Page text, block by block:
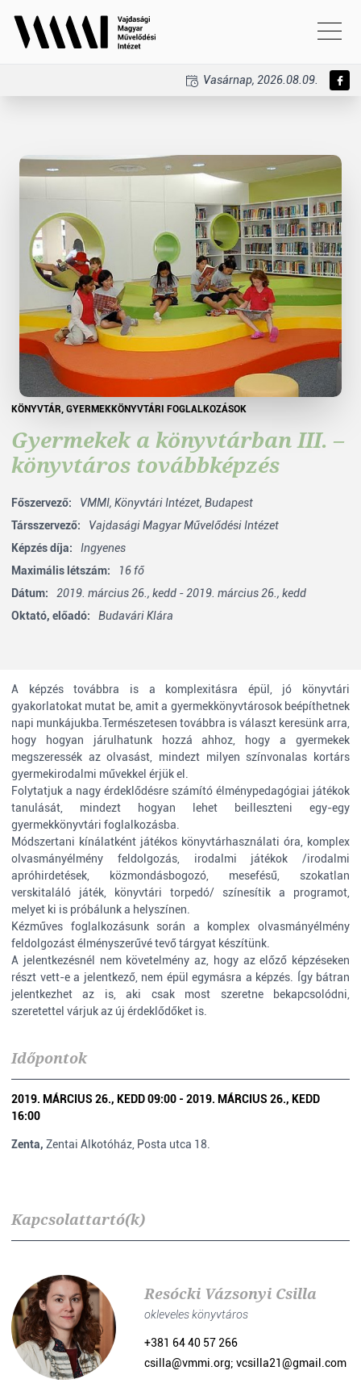
Vasárnap, 2026.08.09.
KÖNYVTÁR, GYERMEKKÖNYVTÁRI FOGLALKOZÁSOK
Gyermekek a könyvtárban III. –
könyvtáros továbbképzés
Főszervező: VMMI, Könyvtári Intézet, Budapest
Társszervező:
Vajdasági Magyar Művelődési Intézet
Képzés díja:
Ingyenes
Maximális létszám:
16 fő
Dátum:
2019. március 26., kedd - 2019. március 26., kedd
Oktató, előadó:
Budavári Klára
A képzés továbbra is a komplexitásra épül, jó könyvtári
gyakorlatokat mutat be, amit a gyermekkönyvtárosok beépíthetnek
napi munkájukba.Természetesen továbbra is választ keresünk arra,
hogy hogyan járulhatunk hozzá ahhoz, hogy a gyermekek
megszeressék az olvasást, mindezt milyen színvonalas kortárs
gyermekirodalmi művekkel érjük el.
Folytatjuk a nagy érdeklődésre számító élménypedagógiai játékok
tanulását, mindezt hogyan lehet beilleszteni egy-egy
gyermekkönyvtári foglalkozásba.
Módszertani kínálatként játékos könyvtárhasználati óra, komplex
olvasmányélmény feldolgozás, irodalmi játékok /irodalmi
apróhirdetések, közmondásbogozó, mesefésű, szokatlan
verskitaláló játék, könyvtári torpedó/ színesítik a programot,
melyet ki is próbálunk a helyszínen.
Kézműves foglalkozásunk során a komplex olvasmányélmény
feldolgozást élményszerűvé tevő tárgyat készítünk.
A jelentkezésnél nem követelmény az, hogy az előző képzéseken
részt vett-e a jelentkező, nem épül egymásra a képzés. Így bátran
jelentkezhet az is, aki csak most szeretne bekapcsolódni,
szeretettel várjuk az új érdeklődőket is.
Időpontok
2019. MÁRCIUS 26., KEDD 09:00 - 2019. MÁRCIUS 26., KEDD
16:00
Zenta, Zentai Alkotóház, Posta utca 18.
Kapcsolattartó(k)
Resócki Vázsonyi Csilla
okleveles könyvtáros
+381 64 40 57 266
csilla@vmmi.org; vcsilla21@gmail.com